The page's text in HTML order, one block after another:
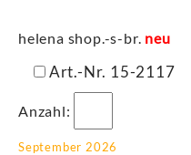
helena shop.-s-br. neu
Art.-Nr. 15-2117
Anzahl:
September 2026